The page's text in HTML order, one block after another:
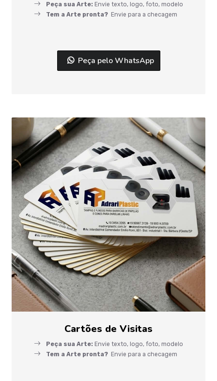
Peça sua Arte: Envie texto, logo, foto, modelo
Tem a Arte pronta? Envie para a checagem
Peça pelo WhatsApp
Cartões de Visitas
Peça sua Arte: Envie texto, logo, foto, modelo
Tem a Arte pronta? Envie para a checagem